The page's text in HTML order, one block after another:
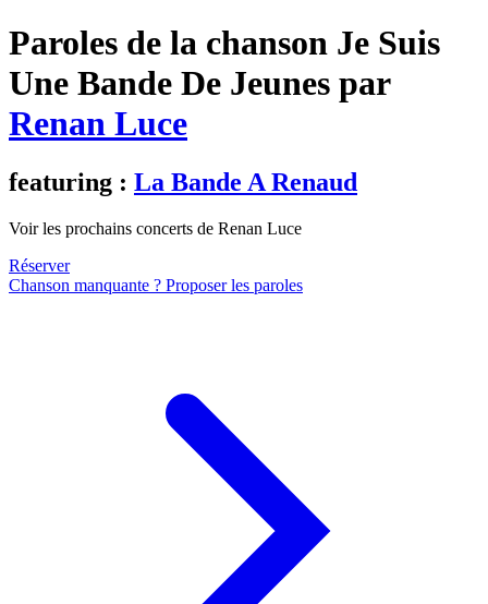
Paroles de la chanson Je Suis
Une Bande De Jeunes par
Renan Luce
featuring : La Bande A Renaud
Voir les prochains concerts de Renan Luce
Réserver
Chanson manquante ? Proposer les paroles